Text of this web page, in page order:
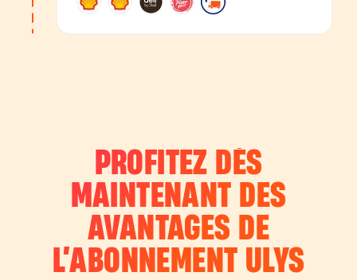
PROFITEZ DÈS
MAINTENANT DES
AVANTAGES DE
L’ABONNEMENT ULYS